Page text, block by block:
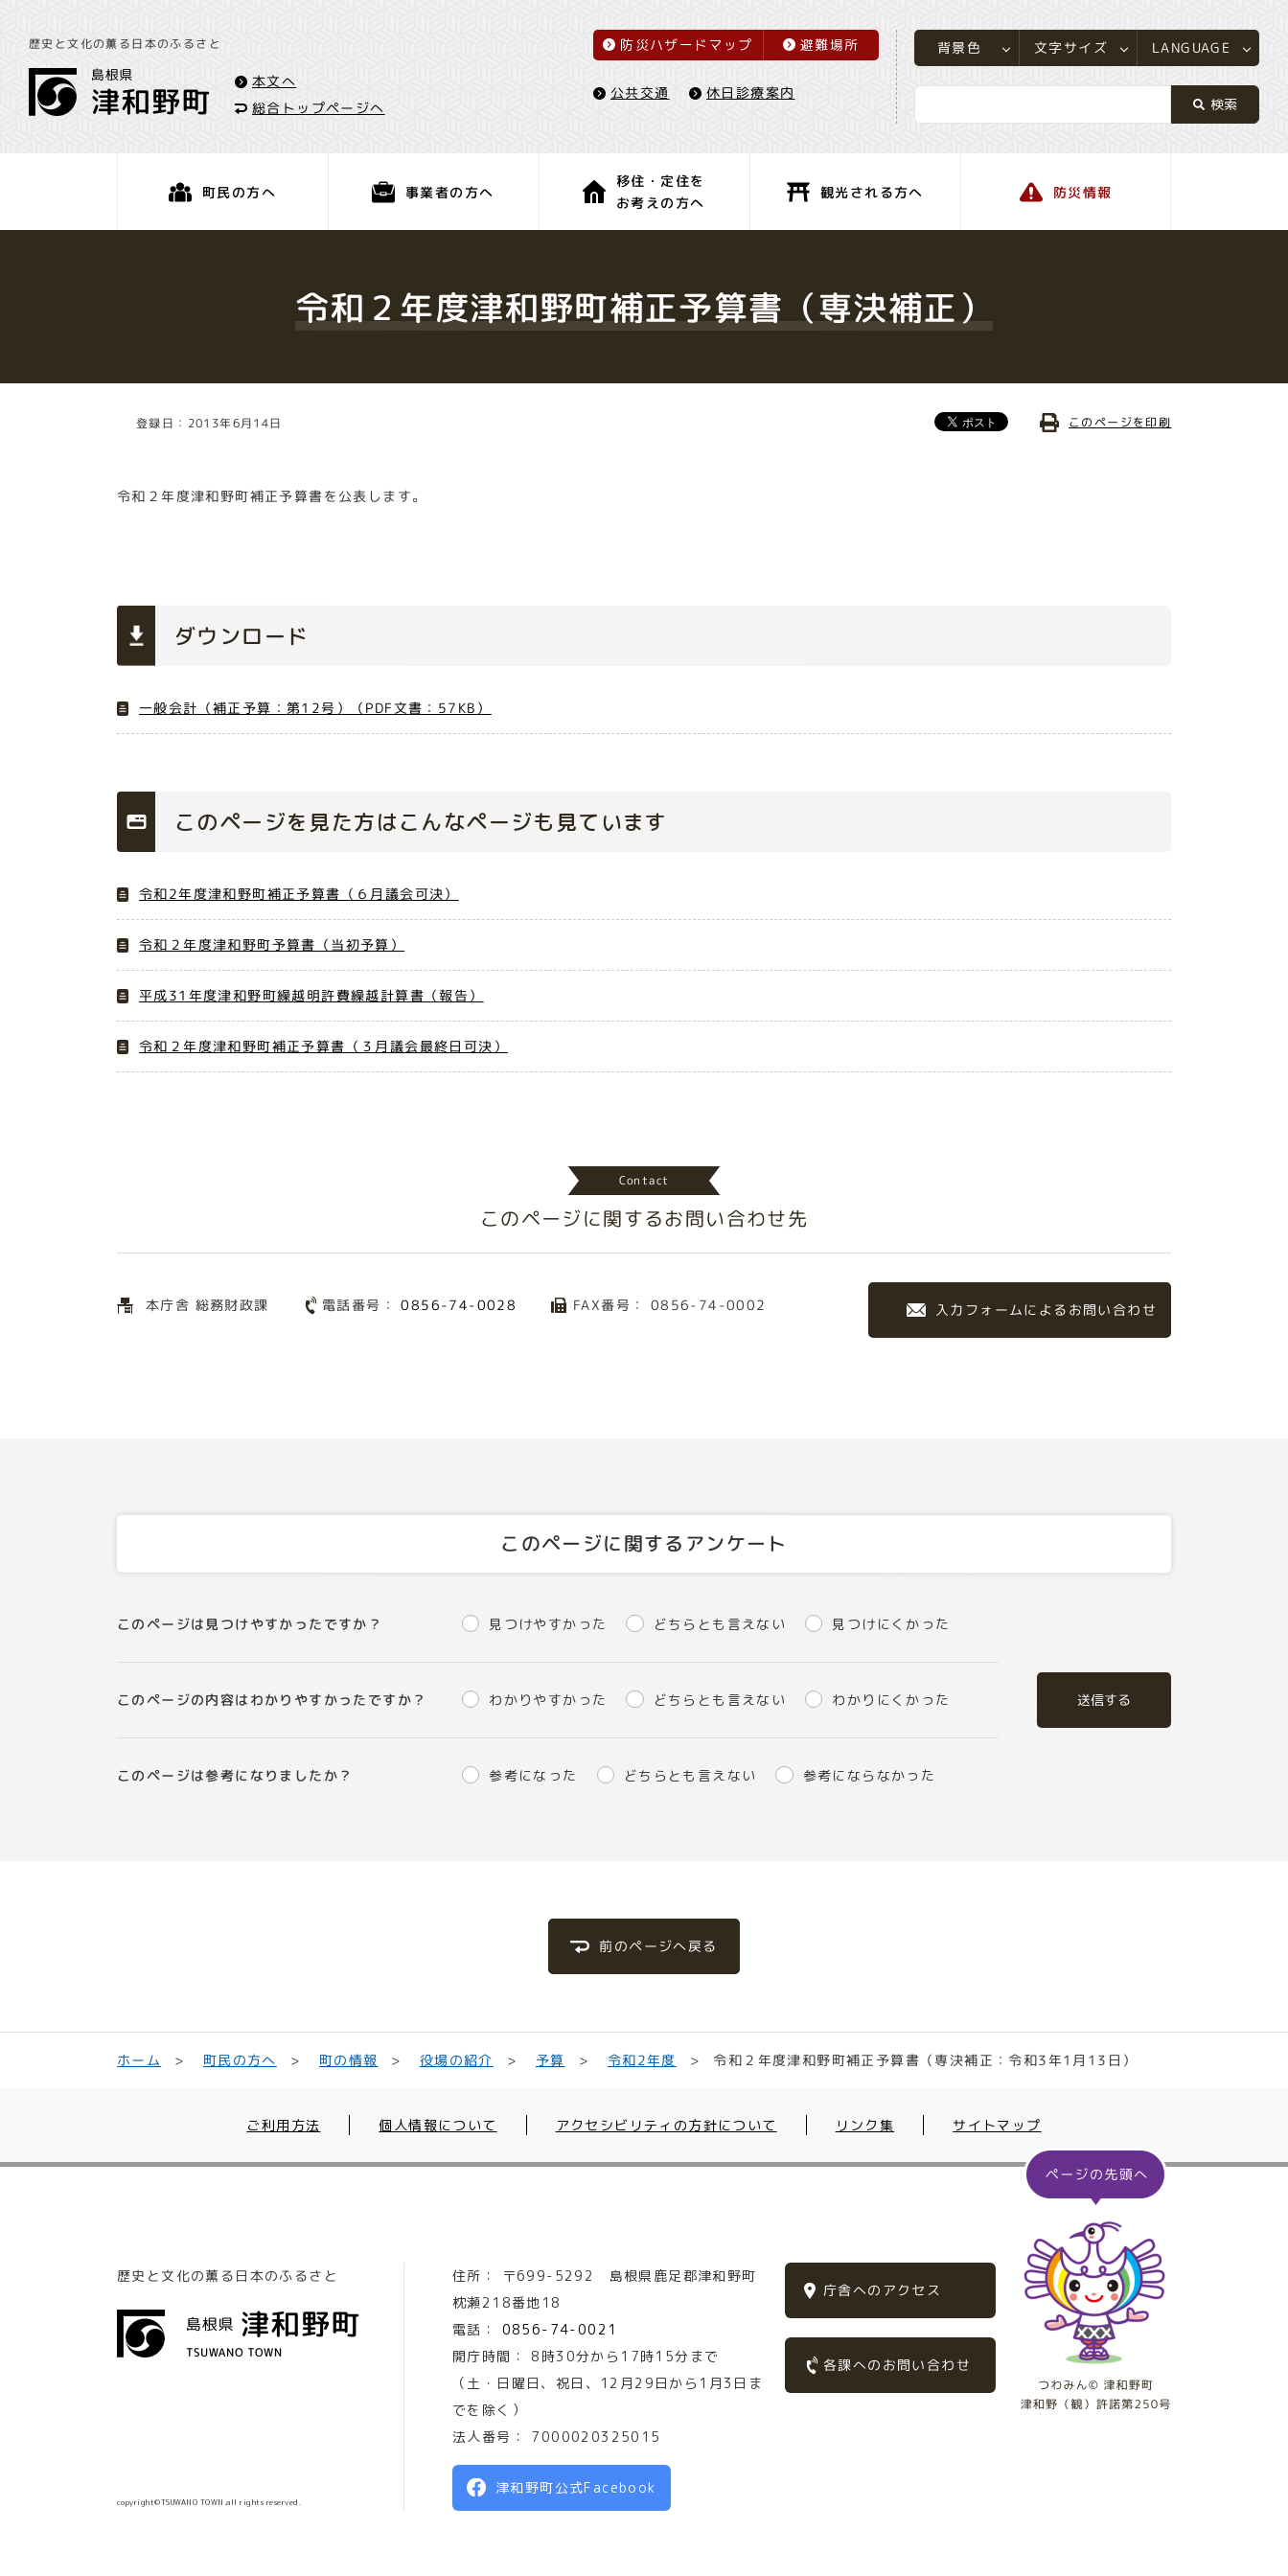
歴史と文化の薫る日本のふるさと
本文へ
総合トップページへ
防災ハザードマップ 避難場所
公共交通 休日診療案内
背景色 文字サイズ LANGUAGE
町民の方へ 事業者の方へ
移住・定住を
お考えの方へ
観光される方へ 防災情報
令和２年度津和野町補正予算書（専決補正）
登録日：2013年6月14日 このページを印刷
令和２年度津和野町補正予算書を公表します。
ダウンロード
一般会計（補正予算：第12号）（PDF文書：57KB）
このページを見た方はこんなページも見ています
令和2年度津和野町補正予算書（６月議会可決）
令和２年度津和野町予算書（当初予算）
平成31年度津和野町繰越明許費繰越計算書（報告）
令和２年度津和野町補正予算書（３月議会最終日可決）
Contact
このページに関するお問い合わせ先
本庁舎 総務財政課 電話番号：0856-74-0028 FAX番号： 0856-74-0002 入力フォームによるお問い合わせ
このページに関するアンケート
このページは見つけやすかったですか？ 見つけやすかった どちらとも言えない 見つけにくかった
このページの内容はわかりやすかったですか？ わかりやすかった どちらとも言えない わかりにくかった
このページは参考になりましたか？ 参考になった どちらとも言えない 参考にならなかった
送信する
前のページへ戻る
ホーム 町民の方へ 町の情報 役場の紹介 予算 令和2年度 令和２年度津和野町補正予算書（専決補正：令和3年1月13日）
ご利用方法 個人情報について アクセシビリティの方針について リンク集 サイトマップ
歴史と文化の薫る日本のふるさと
copyright©TSUWANO TOWN.all rights reserved.
住所： 〒699-5292 島根県鹿足郡津和野町
枕瀬218番地18
電話：
0856-74-0021
開庁時間：
8時30分から17時15分まで
（土・日曜日、祝日、12月29日から1月3日ま
でを除く）
法人番号：
7000020325015
津和野町公式Facebook
庁舎へのアクセス
各課へのお問い合わせ